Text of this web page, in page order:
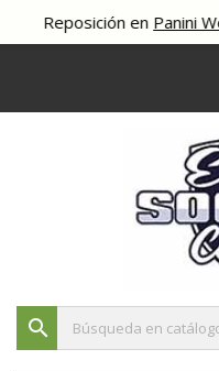
enPanini World
search